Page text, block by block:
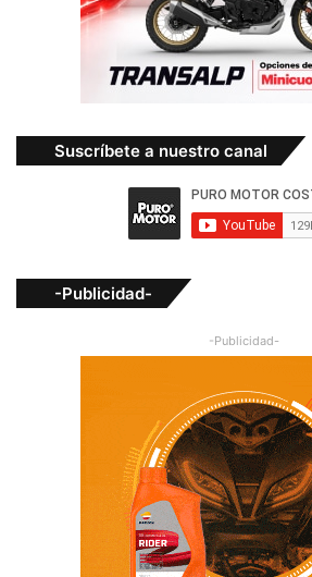
Suscríbete a nuestro canal
-Publicidad-
-Publicidad-